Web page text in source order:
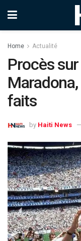
Home Actualité
Procès
faits
by Haiti News